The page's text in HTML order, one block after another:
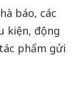
báo, các
kiện, động
phẩm gửi